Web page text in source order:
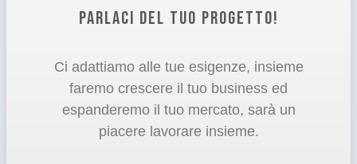
PARLACI DEL TUO PROGETTO!
Ci adattiamo alle tue esigenze, insieme
faremo crescere il tuo business ed
espanderemo il tuo mercato, sarà un
piacere lavorare insieme.